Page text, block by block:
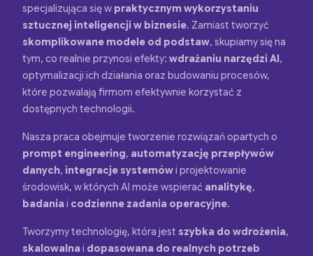
specjalizująca się w praktycznym wykorzystaniu
sztucznej inteligencji w biznesie. Zamiast tworzyć
skomplikowane modele od podstaw, skupiamy się na
tym, co realnie przynosi efekty: wdrażaniu narzędzi AI ,
optymalizacji ich działania oraz budowaniu procesów,
które pozwalają firmom efektywnie korzystać z
dostępnych technologii.
Nasza praca obejmuje tworzenie rozwiązań opartych o
prompt engineering, automatyzację przepływów
danych, integracje systemówi projektowanie
środowisk, w których AI może wspierać analitykę,
badaniai codzienne zadania operacyjne.
Tworzymy technologię, która jest szybka do wdrożenia,
skalowalnai dopasowana do realnych potrzeb